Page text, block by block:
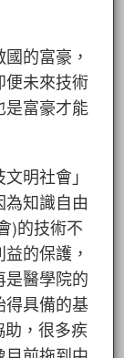
的富豪，
便未來技術
是富豪才能
明社會」
知識自由
)的技術不
的保護，
是醫學院的
得具備的基
，很多疾